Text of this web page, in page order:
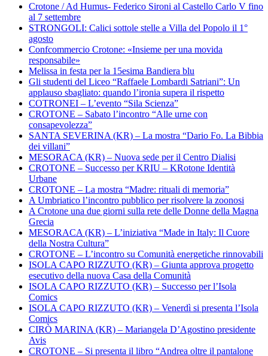
Crotone / Ad Humus- Federico Sironi al Castello Carlo V fino
al 7 settembre
STRONGOLI: Calici sottole stelle a Villa del Popolo il 1°
agosto
Confcommercio Crotone: «Insieme per una movida
responsabile»
Melissa in festa per la 15esima Bandiera blu
Gli studenti del Liceo “Raffaele Lombardi Satriani”: Un
applauso sbagliato: quando l’ironia supera il rispetto
COTRONEI – L’evento “Sila Scienza”
CROTONE – Sabato l’incontro “Alle urne con
consapevolezza”
SANTA SEVERINA (KR) – La mostra “Dario Fo. La Bibbia
dei villani”
MESORACA (KR) – Nuova sede per il Centro Dialisi
CROTONE – Successo per KRIU – KRotone Identità
Urbane
CROTONE – La mostra “Madre: rituali di memoria”
A Umbriatico l’incontro pubblico per risolvere la zoonosi
A Crotone una due giorni sulla rete delle Donne della Magna
Grecia
MESORACA (KR) – L’iniziativa “Made in Italy: Il Cuore
della Nostra Cultura”
CROTONE – L’incontro su Comunità energetiche rinnovabili
ISOLA CAPO RIZZUTO (KR) – Giunta approva progetto
esecutivo della nuova Casa della Comunità
ISOLA CAPO RIZZUTO (KR) – Successo per l’Isola
Comics
ISOLA CAPO RIZZUTO (KR) – Venerdì si presenta l’Isola
Comics
CIRÒ MARINA (KR) – Mariangela D’Agostino presidente
Avis
CROTONE – Si presenta il libro “Andrea oltre il pantalone